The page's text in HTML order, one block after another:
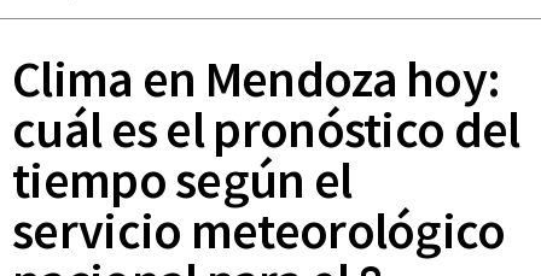
Clima en Mendoza hoy:
cuál es el pronóstico del
tiempo según el
servicio meteorológico